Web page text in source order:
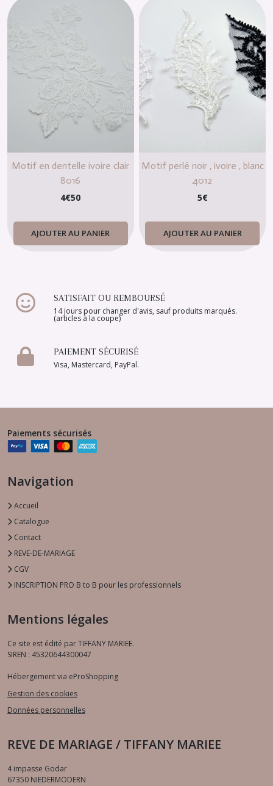
Motif en dentelle ivoire clair
8016
4€50
AJOUTER AU PANIER
Motif perlé noir , ivoire , blanc
4012
5€
AJOUTER AU PANIER
SATISFAIT OU REMBOURSÉ
14 jours pour changer d'avis, sauf produits marqués.
(articles à la coupe)
PAIEMENT SÉCURISÉ
Visa, Mastercard, PayPal.
Paiements sécurisés
Navigation
Accueil
Catalogue
Contact
REVE-DE-MARIAGE
CGV
INSCRIPTION PRO B to B pour les professionnels
Mentions légales
Ce site est édité par TIFFANY MARIEE.
SIREN : 45320644300047
Hébergement via eProShopping
Gestion des cookies
Données personnelles
REVE DE MARIAGE / TIFFANY MARIEE
4 impasse Godar
67350 NIEDERMODERN